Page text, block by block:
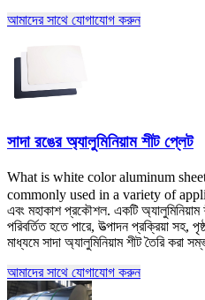
আমাদের সাথে যোগাযোগ করুন
সাদা রঙের অ্যালুমিনিয়াম শীট প্লেট
What is white color aluminum
commonly used in a variety of
এবং মহাকাশ প্রকৌশল. একটি অ্যালুমিনিয়াম
পরিবর্তিত হতে পারে, উত্পাদন প্রক্রিয়া সহ,
মাধ্যমে সাদা অ্যালুমিনিয়াম শীট তৈরি করা
আমাদের সাথে যোগাযোগ করুন